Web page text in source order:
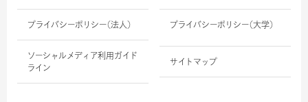
プライバシーポリシー（法人） プライバシーポリシー（大学）
ソーシャルメディア利用ガイド
ライン
サイトマップ